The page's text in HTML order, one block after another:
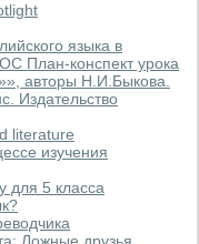
языка в
План-конспект урока
авторы Н.И.Быкова.
Издательство
literature
изучения
для 5 класса